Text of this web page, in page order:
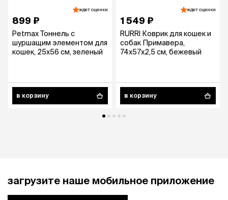
ждет оценки
899 ₽
Petmax Тоннель с
шуршащим элементом для
кошек, 25х56 см, зеленый
в корзину
ждет оценки
1 549 ₽
RURRI Коврик для кошек и
собак Примавера,
74х57х2,5 см, бежевый
в корзину
загрузите наше мобильное приложение